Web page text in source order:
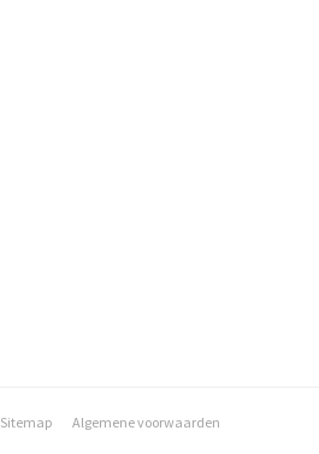
Sitemap Algemene voorwaarden